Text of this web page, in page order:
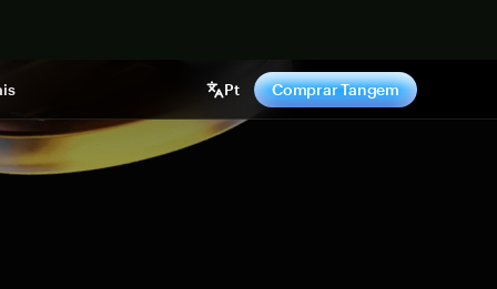
Pt Comprar Tangem